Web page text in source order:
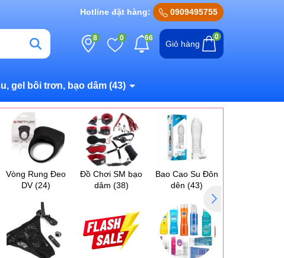
Hotline đặt hàng: 0909495755
8 0 66
Giỏ hàng
0
gel bôi trơn, bạo dâm (43)
Vòng Rung Đeo
DV(24)
Đồ Chơi SM bạo
dâm (38)
Bao Cao Su Đôn
dên (43)